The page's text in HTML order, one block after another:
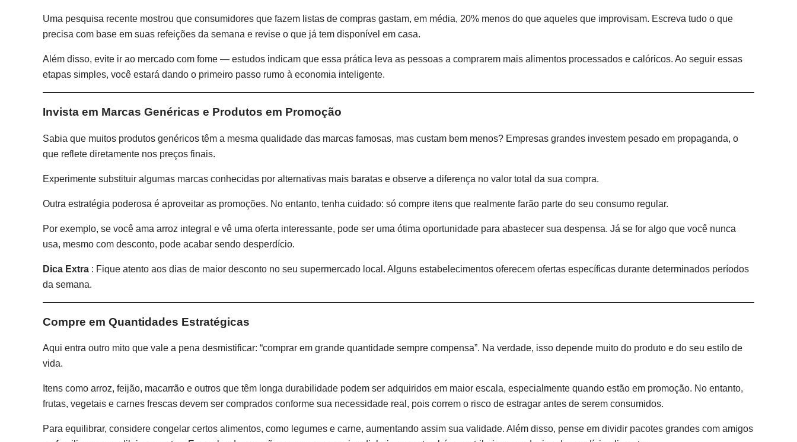
Uma pesquisa recente mostrou que consumidores que fazem listas de compras gastam, em média, 20% menos do que aqueles que improvisam. Escreva tudo o que
precisa com base em suas refeições da semana e revise o que já tem disponível em casa.
Além disso, evite ir ao mercado com fome — estudos indicam que essa prática leva as pessoas a comprarem mais alimentos processados e calóricos. Ao seguir essas
etapas simples, você estará dando o primeiro passo rumo à economia inteligente.
Invista em Marcas Genéricas e Produtos em Promoção
Sabia que muitos produtos genéricos têm a mesma qualidade das marcas famosas, mas custam bem menos? Empresas grandes investem pesado em propaganda, o
que reflete diretamente nos preços finais.
Experimente substituir algumas marcas conhecidas por alternativas mais baratas e observe a diferença no valor total da sua compra.
Outra estratégia poderosa é aproveitar as promoções. No entanto, tenha cuidado: só compre itens que realmente farão parte do seu consumo regular.
Por exemplo, se você ama arroz integral e vê uma oferta interessante, pode ser uma ótima oportunidade para abastecer sua despensa. Já se for algo que você nunca
usa, mesmo com desconto, pode acabar sendo desperdício.
Dica Extra : Fique atento aos dias de maior desconto no seu supermercado local. Alguns estabelecimentos oferecem ofertas específicas durante determinados períodos
da semana.
Compre em Quantidades Estratégicas
Aqui entra outro mito que vale a pena desmistificar: “comprar em grande quantidade sempre compensa”. Na verdade, isso depende muito do produto e do seu estilo de
vida.
Itens como arroz, feijão, macarrão e outros que têm longa durabilidade podem ser adquiridos em maior escala, especialmente quando estão em promoção. No entanto,
frutas, vegetais e carnes frescas devem ser comprados conforme sua necessidade real, pois correm o risco de estragar antes de serem consumidos.
Para equilibrar, considere congelar certos alimentos, como legumes e carne, aumentando assim sua validade. Além disso, pense em dividir pacotes grandes com amigos